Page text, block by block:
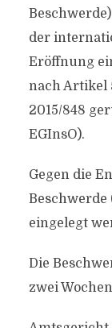
der
Eröffnung
nach Artikel
2015/848
EGInsO).
Gegen die
Beschwerde
eingelegt
Die
zwei